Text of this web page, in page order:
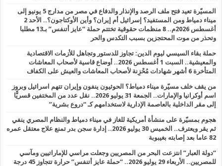
المسيّرة تعيد فتح ملف الرصد والإنذار والدفاع في مصر من مدارج 5 يونيو إلى
ميناء دمياط ومن المستفيد؟ إسرائيل أم إيران؟ وأين الأوكتاجون؟.. الأحد 2
أغسطس 2026م.. 8 منظمات حقوقية تختتم حملة “عايز أتنفس” بـ13 مطلبا
وتحذر من موت المحتجزين بسبب التكدس والحر
حملة بقاء السيسي ليوم الدين: تجاوز للدستور وتجاهل للأزمات الاقتصادية
والمعيشية.. السبت 1 أغسطس 2026.. أوضاع قاسية لأصحاب المعاشات
المتأخرة 6 أشهر شهادات مُحْزِنة لأصحاب المعاشات والعيش على الكفاف
من يقف خلف مسيّرة ميناء دمياط؟ الحوثيون ينفون وإيران تتهم اسرائيل وبروز
اسم أوكرانيا والإمارات.. الجمعة 31 يوليو 2026.. نقل عدد من المختفين قسريًّا
إلى مقر الداخلية بالعاصمة الإدارية لاستخدامهم كـ “دروع بشرية”
هجوم بمسيّرة على منشأة أمريكية للغاز في ميناء دمياط والنظام المصري ينفي
ثم يقر ويعترف.. الخميس 30 يوليو 2026.. إدارة سجن بدر تمنع علاج معتقل عمره
82 عاما بعد إصابته بغيبوبة
“دولة العبار” انتزعت البحر من المصريين وجعلت مراسي للإماراتيين ومآسي
للمصريين.. الأربعاء 29 يوليو 2026.. “حملة عايز أتنفس” حرارة تتجاوز 45 درجة